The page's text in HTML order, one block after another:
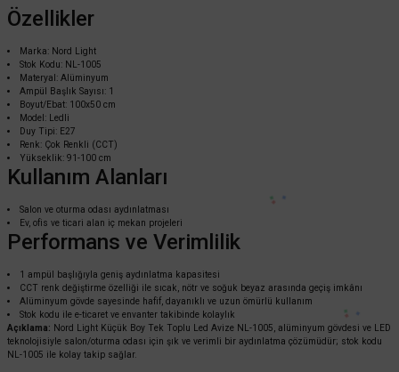
Özellikler
Marka: Nord Light
Stok Kodu: NL-1005
Materyal: Alüminyum
Ampül Başlık Sayısı: 1
Boyut/Ebat: 100x50 cm
Model: Ledli
Duy Tipi: E27
Renk: Çok Renkli (CCT)
Yükseklik: 91-100 cm
Kullanım Alanları
Salon ve oturma odası aydınlatması
Ev, ofis ve ticari alan iç mekan projeleri
Performans ve Verimlilik
1 ampül başlığıyla geniş aydınlatma kapasitesi
CCT renk değiştirme özelliği ile sıcak, nötr ve soğuk beyaz arasında geçiş imkânı
Alüminyum gövde sayesinde hafif, dayanıklı ve uzun ömürlü kullanım
Stok kodu ile e-ticaret ve envanter takibinde kolaylık
Açıklama: Nord Light Küçük Boy Tek Toplu Led Avize NL-1005, alüminyum gövdesi ve LED
teknolojisiyle salon/oturma odası için şık ve verimli bir aydınlatma çözümüdür; stok kodu
NL-1005 ile kolay takip sağlar.